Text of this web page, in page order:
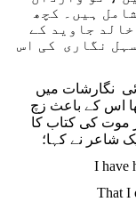
ہیں۔ کچھ
جاوید کے
نگاری کی اس
نگارشات میں
اس کے باعث زچ
موت کی کتاب کا
شاعر نے کہا؛
I have
That I